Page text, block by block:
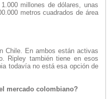
millones de dólares, unas
metros cuadrados de área
Chile. En ambos están activas
Ripley también tiene en esos
todavía no está esa opción de
mercado colombiano?